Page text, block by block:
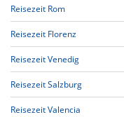
Reisezeit Rom
Reisezeit Florenz
Reisezeit Venedig
Reisezeit Salzburg
Reisezeit Valencia